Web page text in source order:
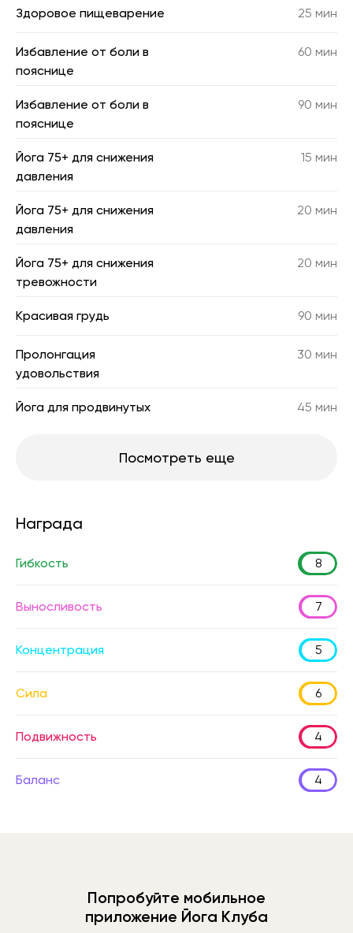
Здоровое пищеварение 25 мин
Избавление от боли в
пояснице
60 мин
Избавление от боли в
пояснице
90 мин
Йога 75+ для снижения
давления
15 мин
Йога 75+ для снижения
давления
20 мин
Йога 75+ для снижения
тревожности
20 мин
Красивая грудь 90 мин
Пролонгация
удовольствия
30 мин
Йога для продвинутых 45 мин
Посмотреть еще
Награда
Гибкость 8
Выносливость 7
Концентрация 5
Сила 6
Подвижность 4
Баланс 4
Попробуйте мобильное
приложение Йога Клуба